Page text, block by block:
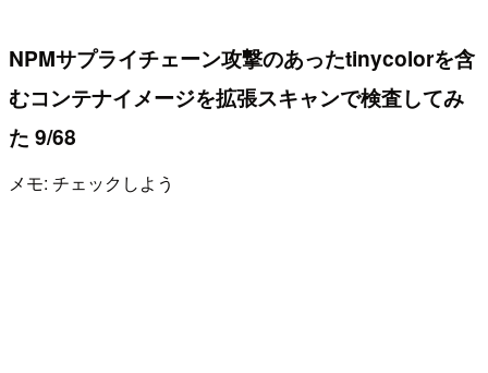
NPMサプライチェーン攻撃のあったtinycolorを含
むコンテナイメージを拡張スキャンで検査してみ
た 9/68
メモ: チェックしよう